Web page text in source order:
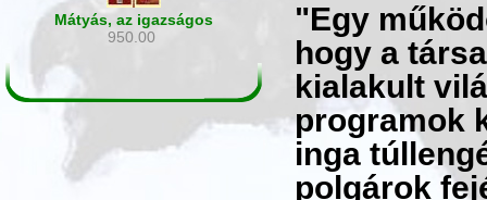
Mátyás, az igazságos
950.00
"Egy
hogy a
kialakult
programok
inga
polgárok